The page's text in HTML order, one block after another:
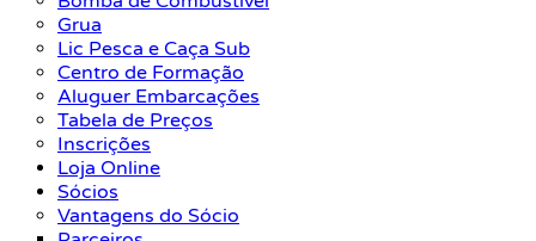
Grua
Lic Pesca e Caça Sub
Centro de Formação
Aluguer Embarcações
Tabela de Preços
Inscrições
Loja Online
Sócios
Vantagens do Sócio